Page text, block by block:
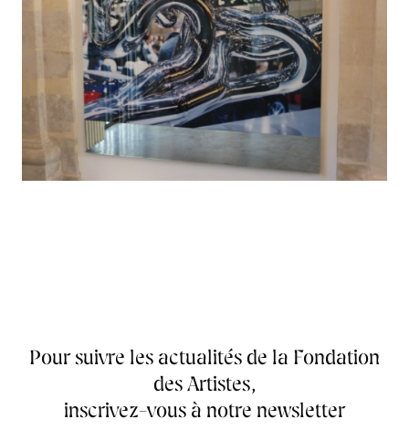
Pour suivre les actualités de la Fondation
des Artistes,
inscrivez-vous à notre newsletter